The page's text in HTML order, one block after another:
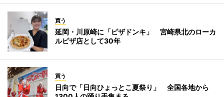
買う
延岡・川原崎に「ピザドンキ」 宮崎県北のローカ
ルピザ店として30年
買う
日向で「日向ひょっとこ夏祭り」 全国各地から